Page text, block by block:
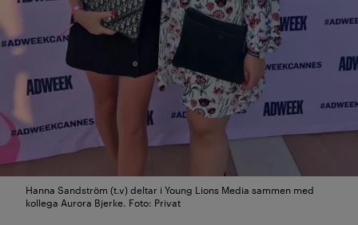
Hanna Sandström (t.v) deltar i Young Lions Media sammen med
kollega Aurora Bjerke. Foto: Privat